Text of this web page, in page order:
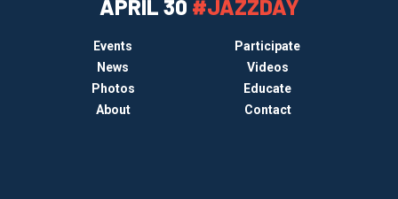
APRIL 30 #JAZZDAY
Events
Participate
News
Videos
Photos
Educate
About
Contact